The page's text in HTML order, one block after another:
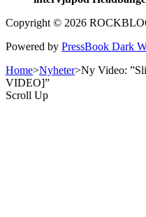
Copyright © 2026
Powered by PressBook Dark
Home>Nyheter>Ny Video:
VIDEO]”
Scroll Up